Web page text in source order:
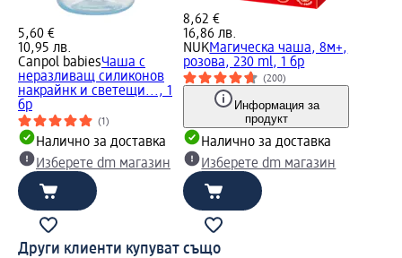
5,60 €
10,95 лв.
Canpol babiesЧаша с
неразливащ силиконов
накрайнк и светещи..., 1
бр
(1)
Налично за доставка
Изберете dm магазин
8,62 €
16,86 лв.
NUKМагическа чаша, 8м+,
розова, 230 ml, 1 бр
(200)
Информация за
продукт
Налично за доставка
Изберете dm магазин
Други клиенти купуват също